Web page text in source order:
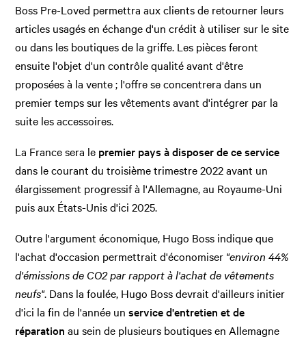
Boss Pre-Loved permettra aux clients de retourner leurs
articles usagés en échange d'un crédit à utiliser sur le site
ou dans les boutiques de la griffe. Les pièces feront
ensuite l'objet d'un contrôle qualité avant d'être
proposées à la vente ; l'offre se concentrera dans un
premier temps sur les vêtements avant d'intégrer par la
suite les accessoires.
La France sera le premier pays à disposer de ce service
dans le courant du troisième trimestre 2022 avant un
élargissement progressif à l'Allemagne, au Royaume-Uni
puis aux États-Unis d'ici 2025.
Outre l'argument économique, Hugo Boss indique que
l'achat d'occasion permettrait d'économiser "environ 44%
d'émissions de CO2 par rapport à l'achat de vêtements
neufs". Dans la foulée, Hugo Boss devrait d'ailleurs initier
d'ici la fin de l'année unservice d'entretien et de
réparation au sein de plusieurs boutiques en Allemagne